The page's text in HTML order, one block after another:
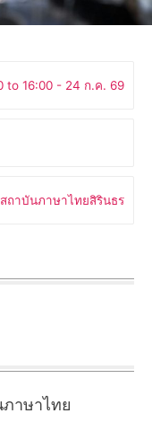
าษาไทย
to 16:00 - 24 ก.ค. 69
สถาบันภาษาไทยสิรินธร